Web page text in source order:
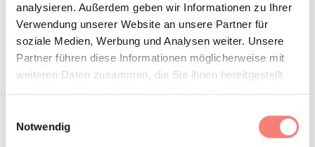
analysieren. Außerdem geben wir Informationen zu Ihrer
Verwendung unserer Website an unsere Partner für
soziale Medien, Werbung und Analysen weiter. Unsere
Partner führen diese Informationen möglicherweise mit
weiteren Daten zusammen, die Sie ihnen bereitgestellt
haben oder die sie im Rahmen Ihrer Nutzung der Dienste
Notwendig